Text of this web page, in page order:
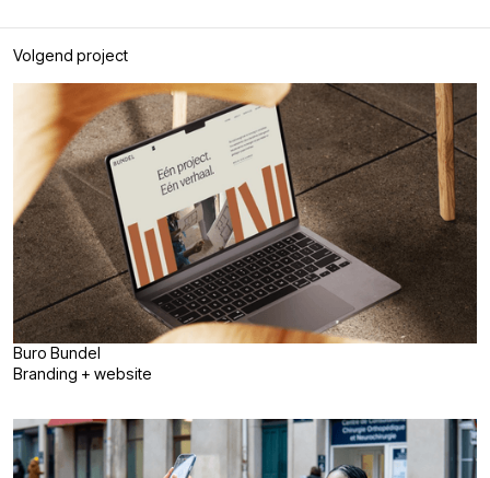
Volgend project
Buro Bundel
Branding + website